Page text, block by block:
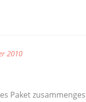
2010
Paket